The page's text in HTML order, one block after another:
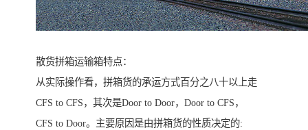
散货拼箱运输箱特点：
从实际操作看，拼箱货的承运方式百分之八十以上走
CFS to CFS，其次是Door to Door，Door to CFS，
CFS to Door。主要原因是由拼箱货的性质决定的: